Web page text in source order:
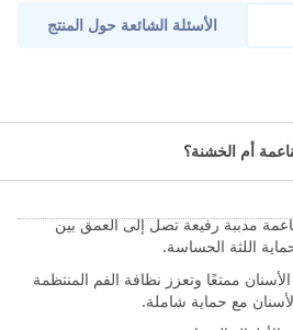
للأطفال بقاعدة تحافظ على أسنان طفلك.
فرشاة أسنان
مدببة رفيعة تصل إلى العمق بين
اللثة الحساسة.
ممتعًا وتعزز نظافة الفم المنتظمة
مع حماية شاملة.
الأسئلة الشائعة حول المنتج
أم الخشنة؟